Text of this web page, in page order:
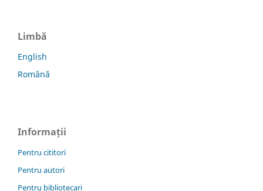
Limbă
English
Română
Informații
Pentru cititori
Pentru autori
Pentru bibliotecari